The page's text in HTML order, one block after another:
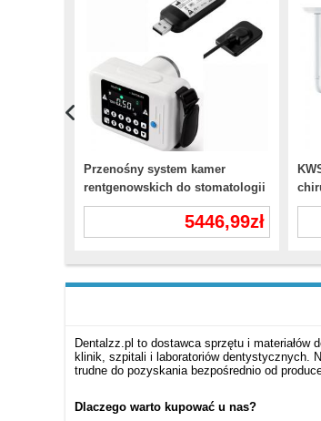
Przenośny system kamer
rentgenowskich do stomatologii
i zestaw czujników rtg
5446,99zł
Dentalzz.pl to dostawca sprzętu i
klinik, szpitali i laboratoriów dentystycznych.
trudne do pozyskania bezpośrednio od
Dlaczego warto kupować u nas?